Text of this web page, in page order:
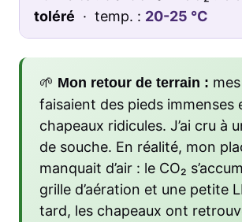
toléré · temp. : 20-25 °C
🌱 Mon retour de terrain :
faisaient des pieds immenses
chapeaux ridicules. J’ai cru à
de souche. En réalité, mon
manquait d’air : le CO₂
grille d’aération et une petite
tard, les chapeaux ont